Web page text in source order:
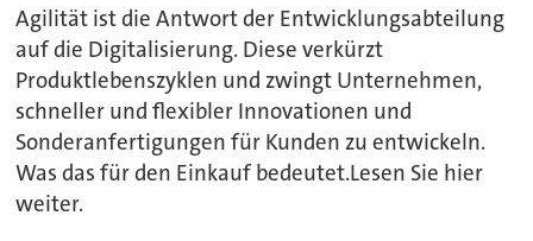
Agilität ist die Antwort der Entwicklungsabteilung
auf die Digitalisierung. Diese verkürzt
Produktlebenszyklen und zwingt Unternehmen,
schneller und flexibler Innovationen und
Sonderanfertigungen für Kunden zu entwickeln.
Was das für den Einkauf bedeutet.Lesen Sie hier
weiter.